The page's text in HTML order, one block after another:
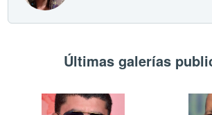
Últimas galerías